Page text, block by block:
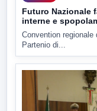
Futuro Nazionale
interne e
Convention
Partenio di...